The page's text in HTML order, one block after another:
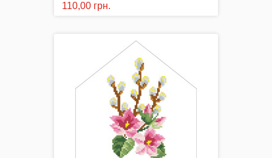
Комплектуючі
Аксесуари Одягу
110,00 грн.